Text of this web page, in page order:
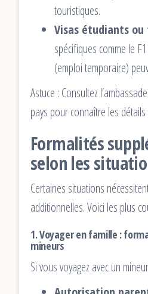
touristiques.
Visas étudiants
spécifiques comme le
(emploi temporaire)
Astuce : Consultez
pays pour connaître les détails
Formalités
selon les
Certaines situations
additionnelles. Voici les plus
1. Voyager en famille :
mineurs
Si vous voyagez avec un